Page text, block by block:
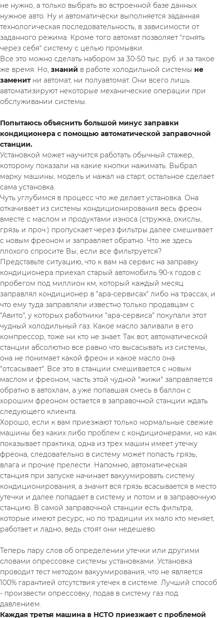
не нужно, а только выбрать во встроенной базе данных
нужное авто. Ну и автоматически выполняется заданная
технологическая последовательность, в зависимости от
заданного режима. Кроме того автомат позволяет "гонять
через себя" систему с целью промывки.
Все это можно сделать набором за 30-50 тыс. руб. и за такое
же время. Но, знаний в работе холодильной системы не
заменит ни автомат, ни полуавтомат. Они всего лишь
автоматизируют некоторые механические операции при
обслуживании системы.
Попытаюсь объяснить большой минус заправки
кондиционера с помощью автоматической заправочной
станции.
Установкой может научится работать обычный стажер,
которому показали на какие кнопки нажимать. Выбрал
марку машины, модель и нажал на старт, остальное сделает
сама установка.
Чуть углубимся в процесс что же делает установка. Она
откачивает из системы кондиционирования весь фреон
вместе с маслом и продуктами износа (стружка, окислы,
грязь и проч.) пропускает через фильтры далее смешивает
с новым фреоном и заправляет обратно. Что же здесь
плохого спросите Вы, если все фильтруется?
Представьте ситуацию, что к вам на сервис на заправку
кондиционера приехал старый автомобиль 90-х годов с
пробегом под миллион км, который каждый месяц
заправлял кондиционер в "ара-сервисах" либо на трассах, и
что ему туда заправляли известно только продавцам с
"Авито", у которых работники "ара-сервиса" покупали этот
чудный холодильный газ. Какое масло заливали в его
компрессор, тоже ни кто не знает. Так вот, автоматической
станции абсолютно все равно что высасывать из системы,
она не понимает какой фреон и какое масло она
"отсасывает". Все это в станции смешивается с новым
маслом и фреоном, часть этой чудной "жижи" заправляется
обратно в автохлам, а уже попавшая смесь в баллон с
хорошим фреоном остается в заправочной станции ждать
следующего клиента.
Хорошо, если к вам приезжают только нормальные свежие
машины без каких либо проблем с кондиционерами, но как
показывает практика, одна из трех машин имеет утечку
фреона, следовательно в систему может попасть грязь,
влага и прочие прелести. Напомню, автоматическая
станция при запуске начинает вакуумировать систему
кондиционирования, а значит вся грязь всасывается в место
утечки и далее попадает в систему и потом и в заправочную
станцию. В самой заправочной станции есть фильтра,
которые имеют ресурс, но по традиции их мало кто меняет,
работает и ладно, ведь стоят они недешево.
Теперь пару слов об определении утечки или другими
словами опрессовке системы установками. Установка
проводит тест методом вакуумирования, что не является
100% гарантией отсутствия утечек в системе. Лучший способ
- произвести опрессовку, подав в систему газ под
давлением.
Каждая третья машина в НСТО приезжает с проблемой